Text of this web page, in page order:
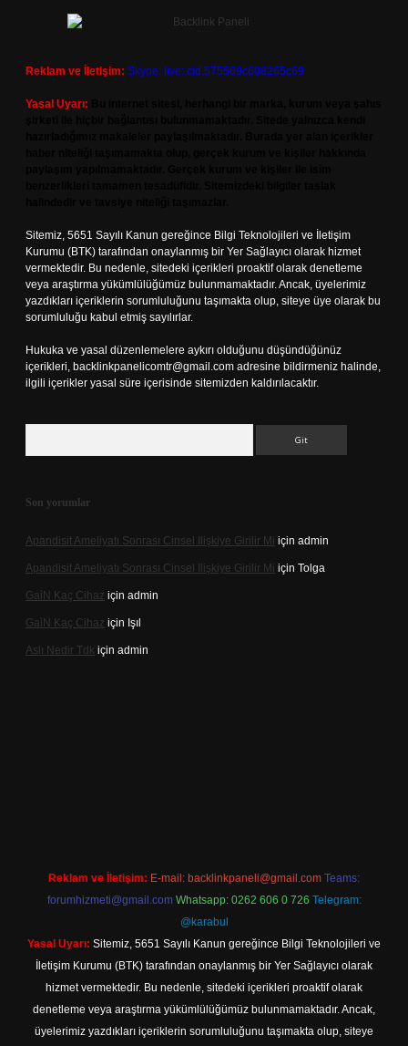
Reklam ve İletişim: Skype: live:.cid.575569c608265c69
Yasal Uyarı:
Sitemiz, 5651 Sayılı Kanun gereğince Bilgi Teknolojileri ve İletişim
Kurumu (BTK) tarafından onaylanmış bir Yer Sağlayıcı olarak hizmet
vermektedir. Bu nedenle, sitedeki içerikleri proaktif olarak denetleme
veya araştırma yükümlülüğümüz bulunmamaktadır. Ancak, üyelerimiz
yazdıkları içeriklerin sorumluluğunu taşımakta olup, siteye üye olarak bu
sorumluluğu kabul etmiş sayılırlar.
Hukuka ve yasal düzenlemelere aykırı olduğunu düşündüğünüz
içerikleri, backlinkpanelicomtr@gmail.com adresine bildirmeniz halinde,
ilgili içerikler yasal süre içerisinde sitemizden kaldırılacaktır.
Son yorumlar
Apandisit Ameliyatı Sonrası Cinsel Ilişkiye Girilir Mi için admin
Apandisit Ameliyatı Sonrası Cinsel Ilişkiye Girilir Mi için Tolga
Gai̇N Kaç Cihaz için admin
Gai̇N Kaç Cihaz için Işıl
Aslı Nedir Tdk için admin
Reklam ve İletişim: E-mail: backlinkpaneli@gmail.com Teams:
forumhizmeti@gmail.com Whatsapp: 0262 606 0 726 Telegram:
@karabul
Yasal Uyarı: Sitemiz, 5651 Sayılı Kanun gereğince Bilgi Teknolojileri ve
İletişim Kurumu (BTK) tarafından onaylanmış bir Yer Sağlayıcı olarak
hizmet vermektedir. Bu nedenle, sitedeki içerikleri proaktif olarak
denetleme veya araştırma yükümlülüğümüz bulunmamaktadır. Ancak,
üyelerimiz yazdıkları içeriklerin sorumluluğunu taşımakta olup, siteye